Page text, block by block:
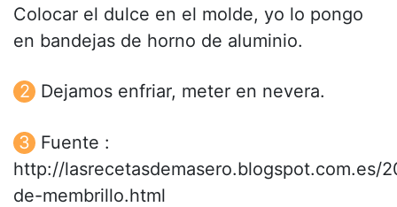
Colocar el dulce en el molde, yo lo pongo
en bandejas de horno de aluminio.
Dejamos enfriar, meter en nevera.
Fuente :
http://lasrecetasdemasero.blogspot.com.es/
de-membrillo.html